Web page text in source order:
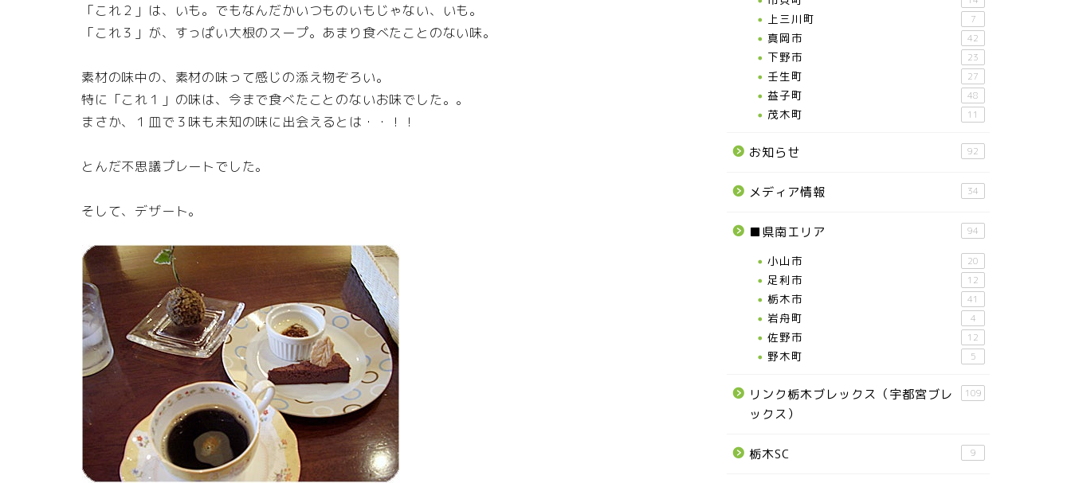
「これ２」は、いも。でもなんだかいつものいもじゃない、いも。
「これ３」が、すっぱい大根のスープ。あまり食べたことのない味。
素材の味中の、素材の味って感じの添え物ぞろい。
特に「これ１」の味は、今まで食べたことのないお味でした。。
まさか、１皿で３味も未知の味に出会えるとは・・！！
とんだ不思議プレートでした。
そして、デザート。
上三川町 7
真岡市 42
下野市 23
壬生町 27
益子町 48
茂木町 11
お知らせ 92
メディア情報 34
■県南エリア 94
小山市 20
足利市 12
栃木市 41
岩舟町 4
佐野市 12
野木町 5
リンク栃木ブレックス（宇都宮ブレ
ックス）
109
栃木SC 9